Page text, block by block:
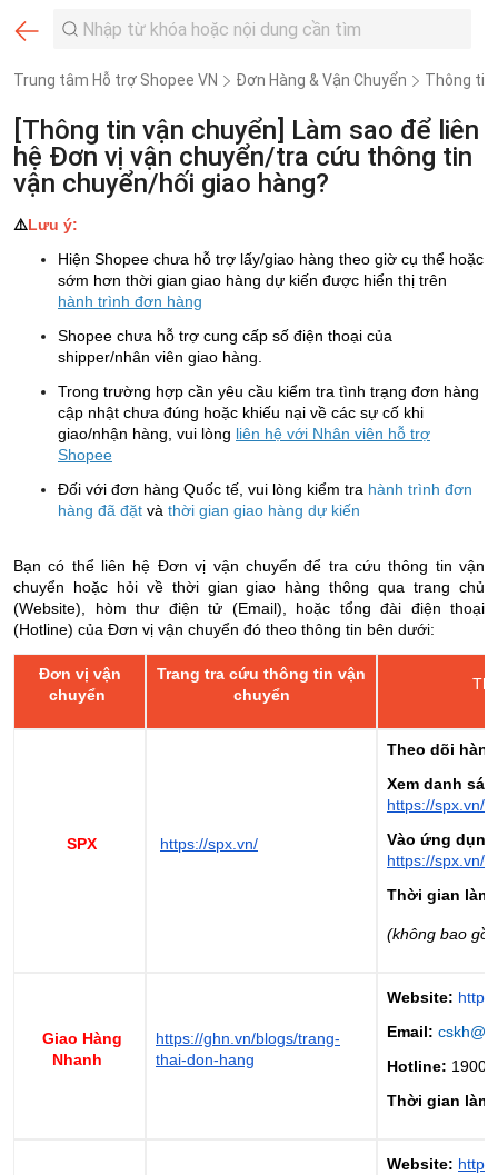
Trung tâm Hỗ trợ Shopee VN Đơn Hàng & Vận Chuyển Thông tin
[Thông tin vận chuyển] Làm sao để liên
hệ Đơn vị vận chuyển/tra cứu thông tin
vận chuyển/hối giao hàng?
⚠️Lưu ý:
Hiện Shopee chưa hỗ trợ lấy/giao hàng theo giờ cụ thể hoặc
sớm hơn thời gian giao hàng dự kiến được hiển thị trên
hành trình đơn hàng
Shopee chưa hỗ trợ cung cấp số điện thoại của
shipper/nhân viên giao hàng.
Trong trường hợp cần yêu cầu kiểm tra tình trạng đơn hàng
cập nhật chưa đúng hoặc khiếu nại về các sự cố khi
giao/nhận hàng, vui lòng liên hệ với Nhân viên hỗ trợ
Shopee
Đối với đơn hàng Quốc tế, vui lòng kiểm tra hành trình đơn
hàng đã đặt và thời gian giao hàng dự kiến
Bạn có thể liên hệ Đơn vị vận chuyển để tra cứu thông tin vận
chuyển hoặc hỏi về thời gian giao hàng thông qua trang chủ
(Website), hòm thư điện tử (Email), hoặc tổng đài điện thoại
(Hotline) của Đơn vị vận chuyển đó theo thông tin bên dưới:
Đơn vị vận
chuyển
Trang tra cứu thông tin vận
chuyển
SPX https://spx.vn/
Theo dõi
Xem danh
https://spx.vn/
Vào ứng dụng
https://spx.vn/
Thời gian làm
(không bao
Giao Hàng
Nhanh
https://ghn.vn/blogs/trang-
thai-don-hang
Website:
Email:
Hotline: 1900
Thời gian làm
Website: